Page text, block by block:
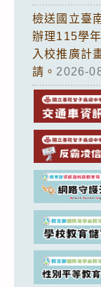
檢送國立臺
辦理115學
入校推廣計
請。 2026-